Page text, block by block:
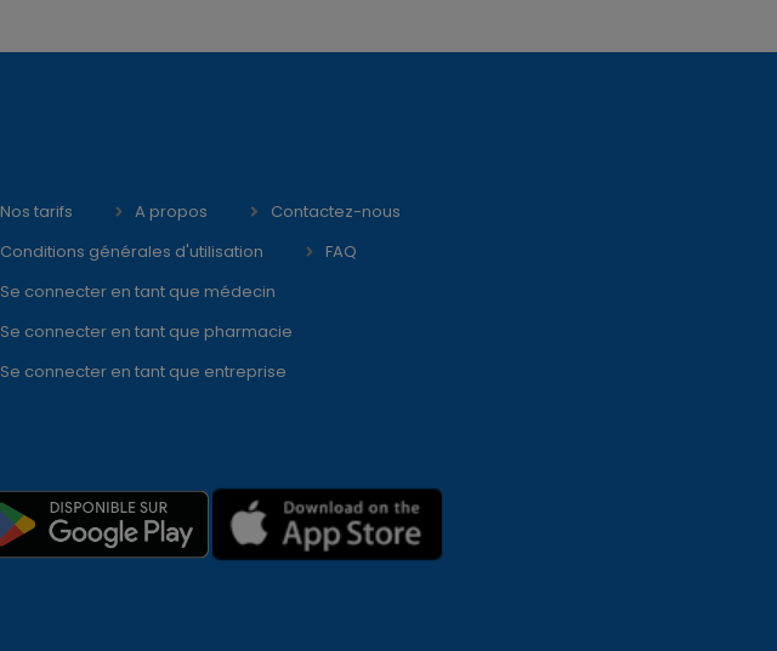
Nos tarifs A propos
Contactez-nous
Conditions générales d'utilisation
FAQ
Se connecter en tant que médecin
Se connecter en tant que pharmacie
Se connecter en tant que entreprise